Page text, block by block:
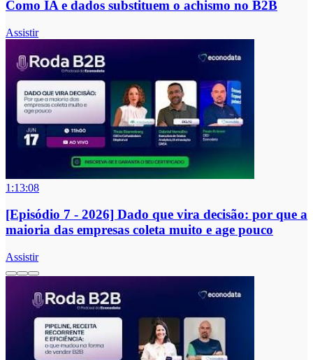
Como IA e dados substituem o achismo no B2B
Assistir
1:13:08
[Episódio 7 - 2026] Dado que vira decisão: por que a
maioria das empresas coleta muito e age pouco
Assistir